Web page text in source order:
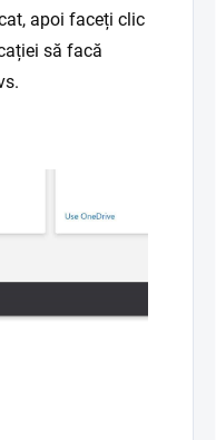
apoi faceți clic
să facă